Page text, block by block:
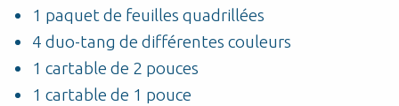
1 paquet de feuilles quadrillées
4 duo-tang de différentes couleurs
1 cartable de 2 pouces
1 cartable de 1 pouce